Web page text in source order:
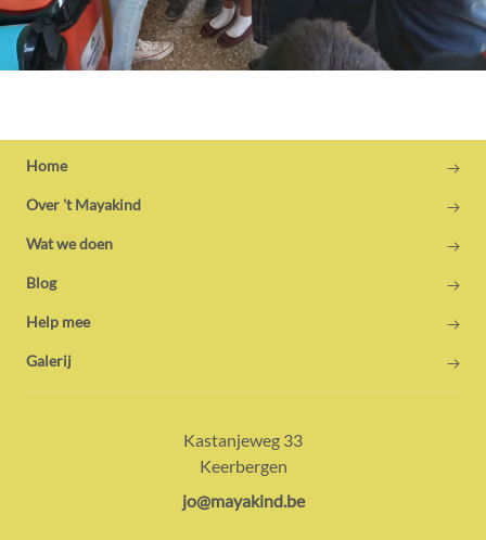
Home
Over 't Mayakind
Wat we doen
Blog
Help mee
Galerij
Contact:
Adres:
Kastanjeweg 33
Keerbergen
E-
jo@mayakind.be